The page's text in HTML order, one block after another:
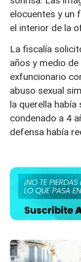
elocuentes y un
el interior de la
La fiscalía
años y medio
exfuncionario
abuso sexual
la querella
condenado a 4
defensa había